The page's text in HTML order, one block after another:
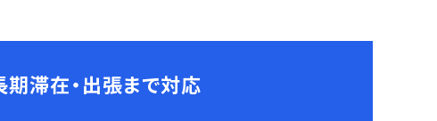
滞在・出張まで対応